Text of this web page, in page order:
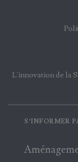
L'innovation de la
S’INFORMER